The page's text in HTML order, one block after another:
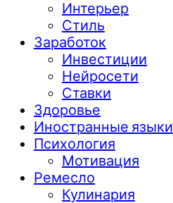
Интерьер
Стиль
Заработок
Инвестиции
Нейросети
Ставки
Здоровье
Иностранные языки
Психология
Мотивация
Ремесло
Кулинария